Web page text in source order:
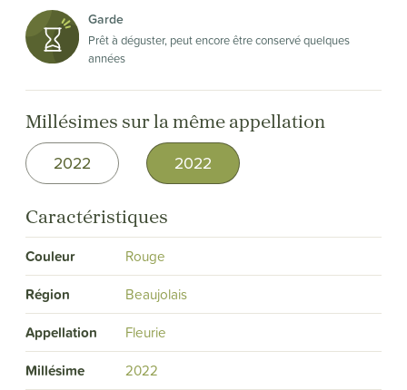
Garde
Prêt à déguster, peut encore être conservé quelques
années
Millésimes sur la même appellation
2022 2022
Caractéristiques
Couleur
Rouge
Région
Beaujolais
Appellation
Fleurie
Millésime
2022